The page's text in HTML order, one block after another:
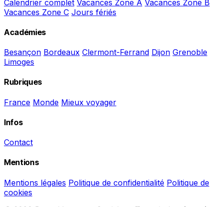
Calendrier complet Vacances Zone A Vacances Zone B
Vacances Zone C Jours fériés
Académies
Besançon Bordeaux Clermont-Ferrand Dijon Grenoble
Limoges
Rubriques
France Monde Mieux voyager
Infos
Contact
Mentions
Mentions légales Politique de confidentialité Politique de
cookies